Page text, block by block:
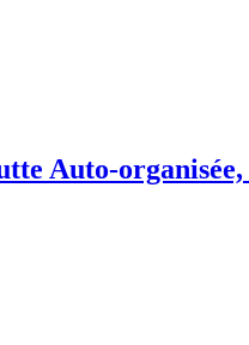
Auto-organisée,